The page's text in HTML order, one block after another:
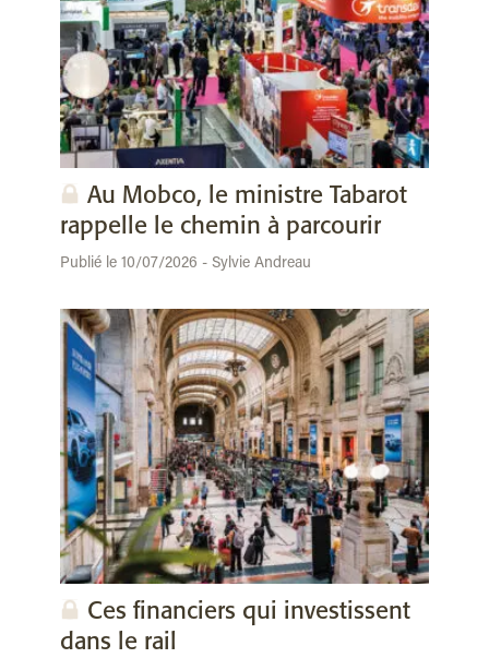
Au Mobco, le ministre Tabarot
rappelle le chemin à parcourir
Publié le 10/07/2026 - Sylvie Andreau
Ces financiers qui investissent
dans le rail